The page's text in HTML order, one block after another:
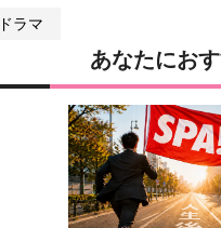
ドラマ
あなたにお